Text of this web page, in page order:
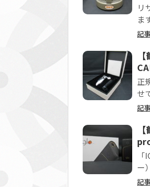
リ
ま
記
正
せ
記
ー
記